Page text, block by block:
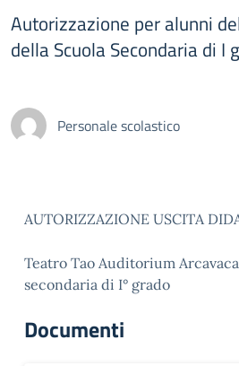
Autorizzazione per alunni
della Scuola Secondaria di I
Personale scolastico
AUTORIZZAZIONE USCITA
Teatro Tao Auditorium
secondaria di I° grado
Documenti